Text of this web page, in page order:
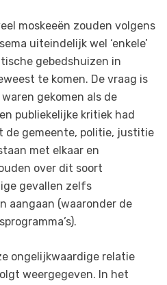
moskeeën zouden volgens
uiteindelijk wel ‘enkele’
gebedshuizen in
te komen. De vraag is
gekomen als de
publiekelijke kritiek had
de gemeente, politie, justitie
met elkaar en
over dit soort
gevallen zelfs
aangaan (waaronder de
ongelijkwaardige relatie
weergegeven. In het